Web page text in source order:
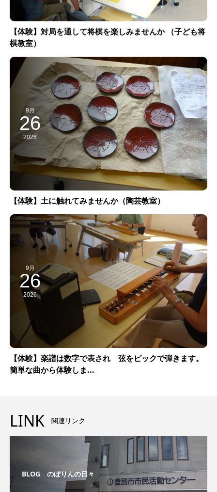
【体験】対局を通して将棋を楽しみませんか （子ども将
棋教室）
9月
26
2026
【体験】土に触れてみませんか（陶芸教室）
9月
26
2026
【体験】楽譜は数字で表され 弦をピックで弾きます。
簡単な曲から体験しま...
LINK 関連リンク
BLOG のぼりんの日々